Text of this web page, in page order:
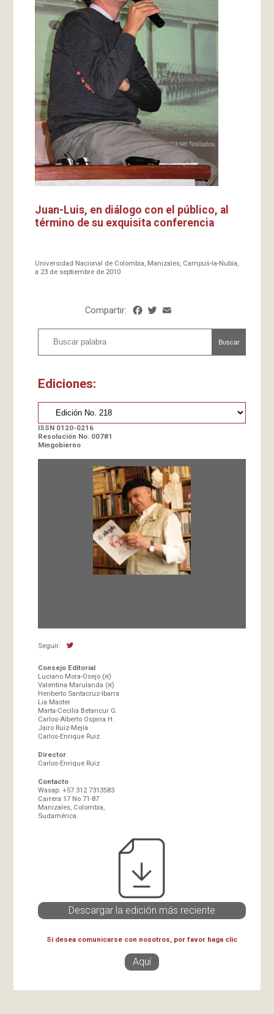
Juan-Luis, en diálogo con el público, al
término de su exquisita conferencia
Universidad Nacional de Colombia, Manizales, Campus-la-Nubia,
a 23 de septiembre de 2010
Compartir: Facebook
Twitter
Buscar
Ediciones:
ISSN 0120-0216
Resolución No. 00781
Mingobierno
Seguir:
Consejo Editorial
Luciano Mora-Osejo (א)
Valentina Marulanda (א)
Heriberto Santacruz-Ibarra
Lia Master
Marta-Cecilia Betancur G.
Carlos-Alberto Ospina H.
Jairo Ruiz-Mejía
Carlos-Enrique Ruiz.
Director
Carlos-Enrique Ruiz
Contacto
Wasap: +57 312 7313583
Carrera 17 No 71-87
Manizales, Colombia,
Sudamérica.
Descargar la edición más reciente
Si desea comunicarse con nosotros, por favor haga clic
Aquí